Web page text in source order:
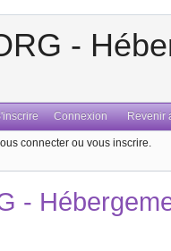
-
Connexion Revenir
connecter ou vous inscrire.
-